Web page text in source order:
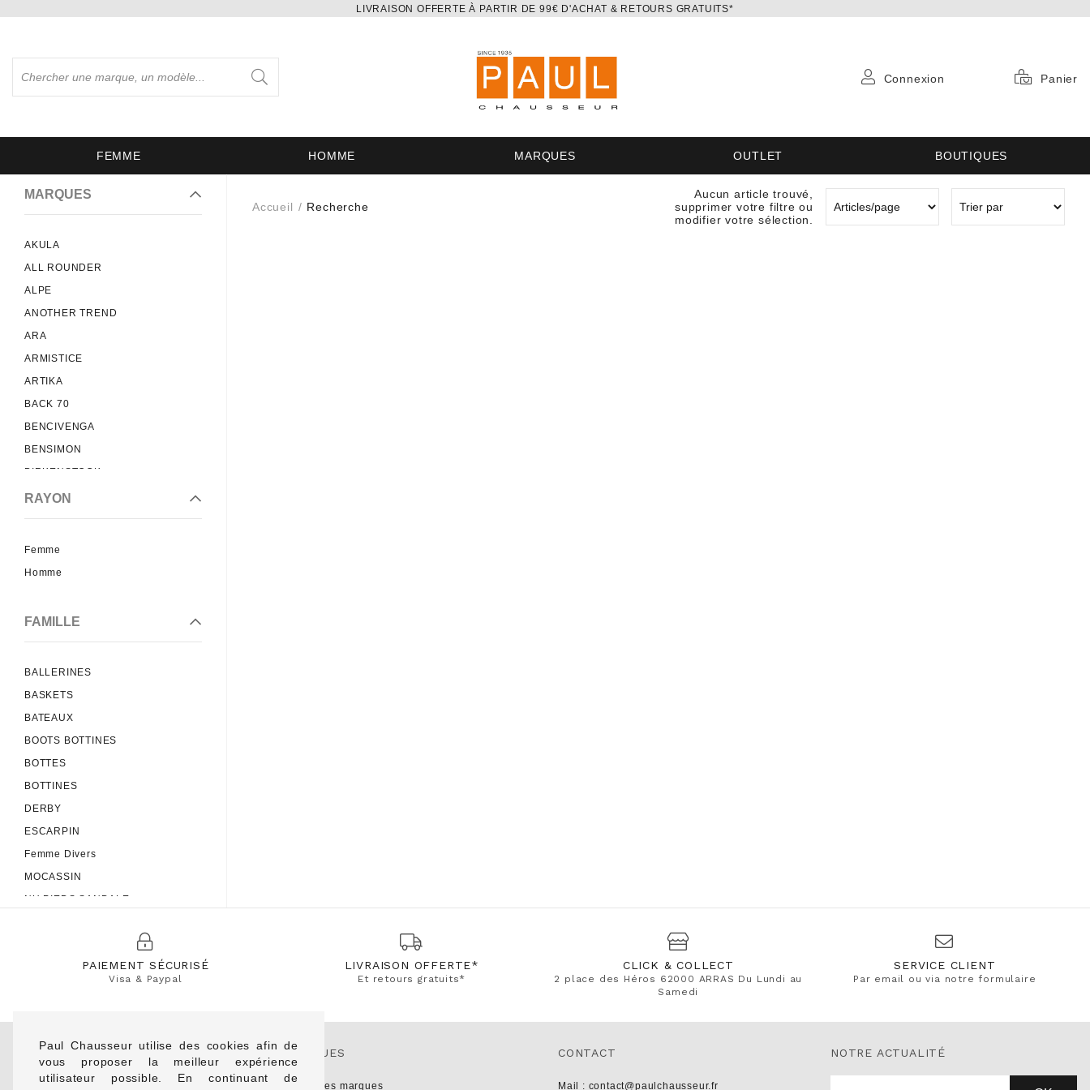
Paul Chausseur utilise des cookies afin de
vous proposer la meilleur expérience
utilisateur possible. En continuant de
LIVRAISON OFFERTE À PARTIR DE 99€ D'ACHAT & RETOURS GRATUITS*
Connexion Panier
FEMME HOMME MARQUES OUTLET BOUTIQUES
MARQUES
AKULA
ALL ROUNDER
ALPE
ANOTHER TREND
ARA
ARMISTICE
ARTIKA
BACK 70
BENCIVENGA
BENSIMON
BIRKENSTOCK
BLACKSTONE
BRETT AND SONS
DATE
DIGEL
DORNDORF SERVAS
FELMINI
FUGITIVE
GABOR
GEOLLAMY
GEOX
GIESSWEIN
HELLER
JB MARTIN
JHAY
KANNA
RAYON
Femme
Homme
FAMILLE
BALLERINES
BASKETS
BATEAUX
BOOTS BOTTINES
BOTTES
BOTTINES
DERBY
ESCARPIN
Femme Divers
MOCASSIN
NU PIEDS SANDALE
Accueil Recherche
Aucun article trouvé,
supprimer votre filtre ou
modifier votre sélection.
PAIEMENT SÉCURISÉ
Visa & Paypal
LIVRAISON OFFERTE*
Et retours gratuits*
CLICK & COLLECT
2 place des Héros 62000 ARRAS Du Lundi au
Samedi
SERVICE CLIENT
Par email ou via notre formulaire
A PROPOS
Qui sommes-nous
MARQUES
Toutes les marques
CONTACT
Mail : contact@paulchausseur.fr
NOTRE ACTUALITÉ